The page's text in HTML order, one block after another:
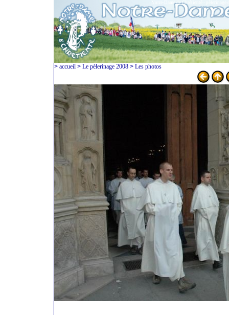
Notre-Dame de Chrétienté - pèlerinage
> accueil > Le pèlerinage 2008 > Les photos